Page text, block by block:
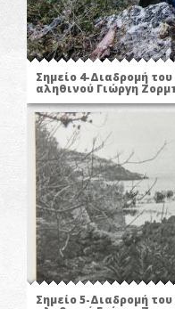
Σημείο 4-Διαδρομή
αληθινού Γιώργη
Σημείο 5-Διαδρομή